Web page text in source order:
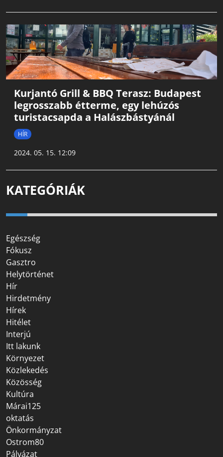
Kurjantó Grill & BBQ Terasz: Budapest
legrosszabb étterme, egy lehúzós
turistacsapda a Halászbástyánál
HÍR
2024. 05. 15. 12:09
KATEGÓRIÁK
Egészség
Fókusz
Gasztro
Helytörténet
Hír
Hirdetmény
Hírek
Hitélet
Interjú
Itt lakunk
Környezet
Közlekedés
Közösség
Kultúra
Márai125
oktatás
Önkormányzat
Ostrom80
Pályázat